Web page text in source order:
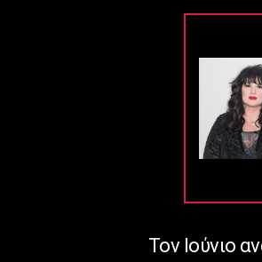
Toν Ιούνιο